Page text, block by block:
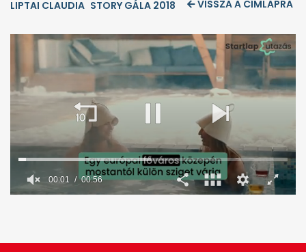
LIPTAI CLAUDIA STORY GÁLA 2018 VISSZA A CÍMLAPRA
seconds
00:02 00:56